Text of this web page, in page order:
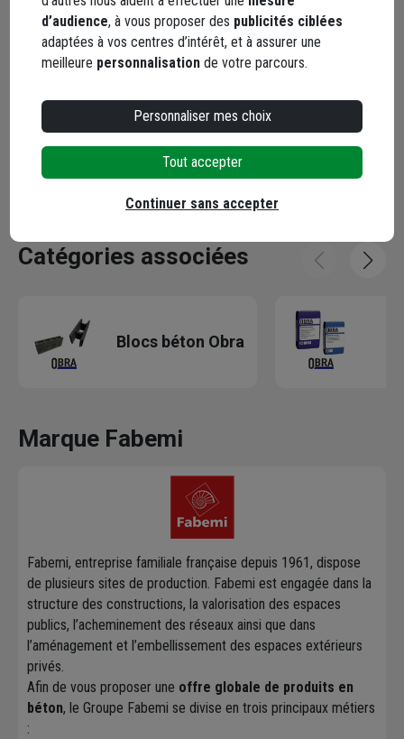
Code : 25934-1
23,78 €
Choisir une agence pour vérifier le stock
Livraison disponible selon stock agence
Code : 40814-1
9,82 €
Livraison
Catégories associées
Blocs béton Obra
Marque Fabemi
Fabemi, entreprise familiale française depuis 1961, dispose
de plusieurs sites de production. Fabemi est engagée dans la
structure des constructions, la valorisation des espaces
publics, l’acheminement des réseaux ainsi que dans
l’aménagement et l’embellissement des espaces extérieurs
privés.
Afin de vous proposer une offre globale de produits en
béton, le Groupe Fabemi se divise en trois principaux métiers
:
d’audience, à vous proposer des publicités ciblées
adaptées à vos centres d’intérêt, et à assurer une
meilleure personnalisation de votre parcours.
Personnaliser mes choix
Tout accepter
Continuer sans accepter